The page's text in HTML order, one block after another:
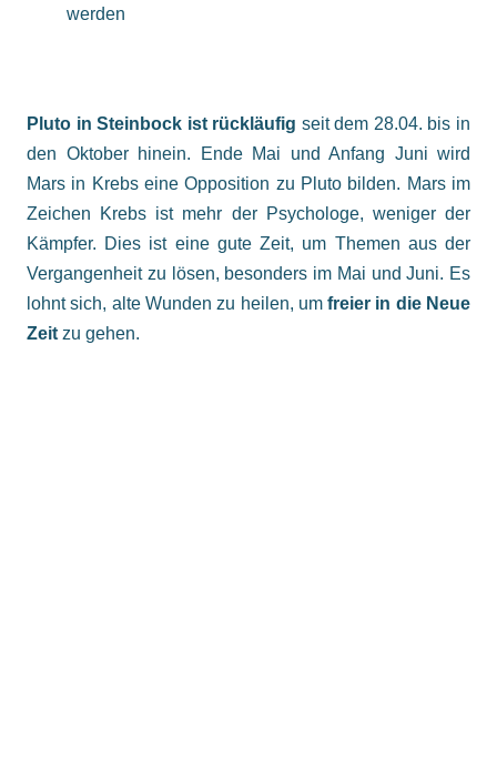
werden
Pluto in Steinbock ist rückläufig seit dem 28.04. bis in
den Oktober hinein. Ende Mai und Anfang Juni wird
Mars in Krebs eine Opposition zu Pluto bilden. Mars im
Zeichen Krebs ist mehr der Psychologe, weniger der
Kämpfer. Dies ist eine gute Zeit, um Themen aus der
Vergangenheit zu lösen, besonders im Mai und Juni. Es
lohnt sich, alte Wunden zu heilen, umfreier in die Neue
Zeit zu gehen.